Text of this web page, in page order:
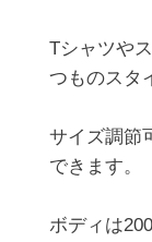
Tシャツや
つものスタ
サイズ調節
できます。
ボディは